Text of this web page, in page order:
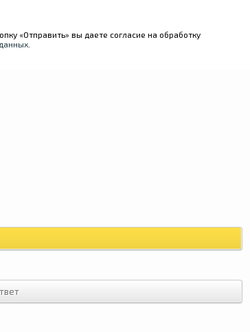
«Отправить» вы даете согласие на обработку
.